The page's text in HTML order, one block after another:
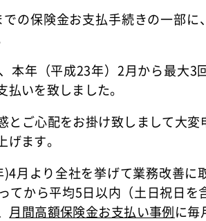
の保険金お支払手続きの一部に
本年（平成23年）2月から最大3
払いを致しました。
とご心配をお掛け致しまして大
ます。
月より全社を挙げて業務改善に
てから平均5日以内（土日祝日を
月間高額保険金お支払い事例に毎